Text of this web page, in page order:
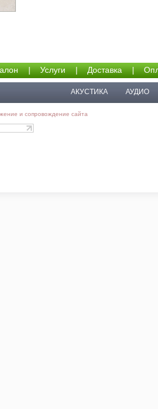
| Услуги | Доставка |
АКУСТИКА АУДИО
и сопровождение сайта